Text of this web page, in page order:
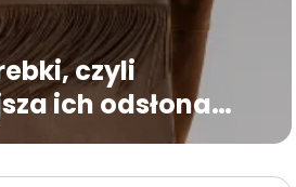
czyli
ich odsłona